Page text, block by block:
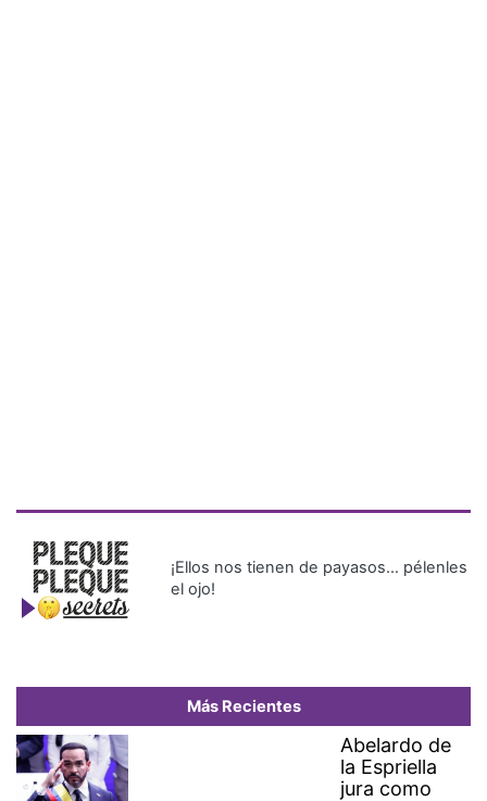
¡Ellos nos tienen de payasos… pélenles
el ojo!
Más Recientes
Abelardo de
la Espriella
jura como